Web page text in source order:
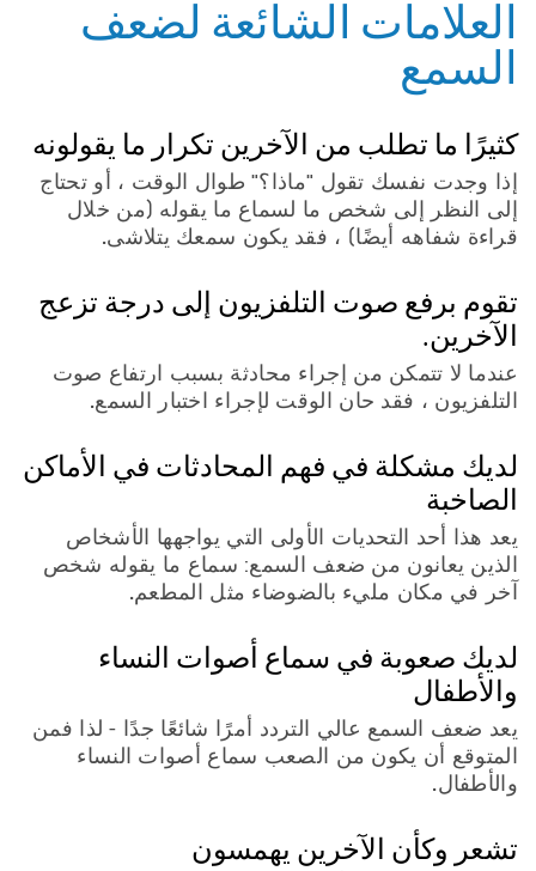
العلامات الشائعة لضعف
السمع
كثيرًا ما تطلب من الآخرين تكرار ما يقولونه
إذا وجدت نفسك تقول "ماذا؟" طوال الوقت ، أو تحتاج
إلى النظر إلى شخص ما لسماع ما يقوله (من خلال
قراءة شفاهه أيضًا) ، فقد يكون سمعك يتلاشى.
تقوم برفع صوت التلفزيون إلى درجة تزعج
الآخرين.
عندما لا تتمكن من إجراء محادثة بسبب ارتفاع صوت
التلفزيون ، فقد حان الوقت لإجراء اختبار السمع.
لديك مشكلة في فهم المحادثات في الأماكن
الصاخبة
يعد هذا أحد التحديات الأولى التي يواجهها الأشخاص
الذين يعانون من ضعف السمع: سماع ما يقوله شخص
آخر في مكان مليء بالضوضاء مثل المطعم.
لديك صعوبة في سماع أصوات النساء
والأطفال
يعد ضعف السمع عالي التردد أمرًا شائعًا جدًا - لذا فمن
المتوقع أن يكون من الصعب سماع أصوات النساء
والأطفال.
تشعر وكأن الآخرين يهمسون